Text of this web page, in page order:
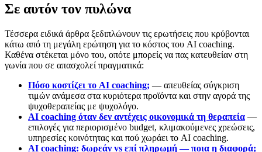
Σε αυτόν τον πυλώνα
Τέσσερα ειδικά άρθρα ξεδιπλώνουν τις ερωτήσεις που κρύβονται
κάτω από τη μεγάλη ερώτηση για το κόστος του AI coaching.
Καθένα στέκεται μόνο του, οπότε μπορείς να πας κατευθείαν στη
γωνία που σε απασχολεί πραγματικά:
Πόσο κοστίζει το AI coaching; — απευθείας σύγκριση
τιμών ανάμεσα στα κυριότερα προϊόντα και στην αγορά της
ψυχοθεραπείας με ψυχολόγο.
AI coaching όταν δεν αντέχεις οικονομικά τη θεραπεία —
επιλογές για περιορισμένο budget, κλιμακούμενες χρεώσεις,
υπηρεσίες κοινότητας και πού χωράει το AI coaching.
AI coaching: δωρεάν vs επί πληρωμή — ποια η διαφορά;